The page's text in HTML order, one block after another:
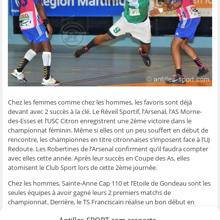
e
r
s
u
r
F
a
c
e
b
o
(
o
v
r
e
d
a
n
u
n
e
n
o
u
e
l
e
f
e
r
s
T
w
i
t
t
e
r
(
o
u
r
e
d
a
n
s
n
e
n
o
u
v
l
l
e
f
e
e
s
u
r
W
h
a
t
s
A
p
(
o
v
r
e
d
a
n
u
n
e
n
o
u
e
e
f
e
r
s
u
r
S
k
y
p
e
o
v
r
d
a
n
s
u
n
e
n
o
u
v
e
l
e
e
n
ê
r
p
a
e
-
a
i
l
à
u
n
a
m
(
o
u
v
r
e
a
n
s
u
o
v
e
Chez les femmes comme chez les hommes, les favoris sont déjà
devant avec 2 succès à la clé. Le Réveil Sportif, l’Arsenal, l’AS Morne-
des-Esses et l’USC Citron enregistrent une 2ème victoire dans le
championnat féminin. Même si elles ont un peu souffert en début de
rencontre, les championnes en titre citronnaises s’imposent face à l’UJ
Redoute. Les Robertines de l’Arsenal confirment qu’il faudra compter
avec elles cette année. Après leur succès en Coupe des As, elles
atomisent le Club Sport lors de cette 2ème journée.
Chez les hommes, Sainte-Anne Cap 110 et l’Etoile de Gondeau sont les
seules équipes à avoir gagné leurs 2 premiers matchs de
championnat. Derrière, le TS Franciscain réalise un bon début en